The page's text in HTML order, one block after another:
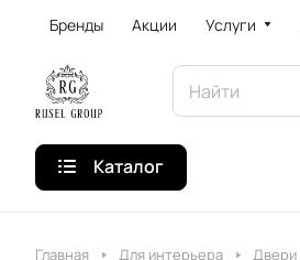
Бренды Акции Услуги
Каталог
Главная Для интерьера Двери